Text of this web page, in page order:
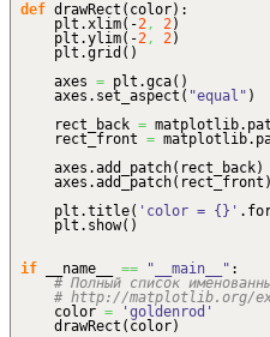
def drawRect ( color) :
plt.xlim( -2, 2)
plt.ylim( -2, 2)
plt.grid ( )
axes = plt.gca( )
axes. set_aspect ( "equal" )
rect_back = matplotlib.
rect_front = matplotlib.
axes.add_patch( rect_back)
axes.add_patch( rect_front )
plt.title( 'color = {}' .
plt. show( )
if __name__ == "__main__" :
# Полный список
# http://matplotlib.org/
color =
'goldenrod'
drawRect ( color)